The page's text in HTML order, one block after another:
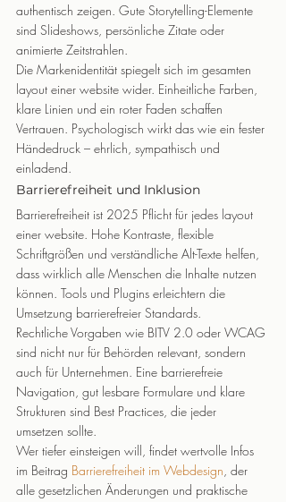
authentisch zeigen. Gute Storytelling-Elemente
sind Slideshows, persönliche Zitate oder
animierte Zeitstrahlen.
Die Markenidentität spiegelt sich im gesamten
layout einer website wider. Einheitliche Farben,
klare Linien und ein roter Faden schaffen
Vertrauen. Psychologisch wirkt das wie ein fester
Händedruck – ehrlich, sympathisch und
einladend.
Barrierefreiheit und Inklusion
Barrierefreiheit ist 2025 Pflicht für jedes layout
einer website. Hohe Kontraste, flexible
Schriftgrößen und verständliche Alt-Texte helfen,
dass wirklich alle Menschen die Inhalte nutzen
können. Tools und Plugins erleichtern die
Umsetzung barrierefreier Standards.
Rechtliche Vorgaben wie BITV 2.0 oder WCAG
sind nicht nur für Behörden relevant, sondern
auch für Unternehmen. Eine barrierefreie
Navigation, gut lesbare Formulare und klare
Strukturen sind Best Practices, die jeder
umsetzen sollte.
Wer tiefer einsteigen will, findet wertvolle Infos
im Beitrag Barrierefreiheit im Webdesign , der
alle gesetzlichen Änderungen und praktische